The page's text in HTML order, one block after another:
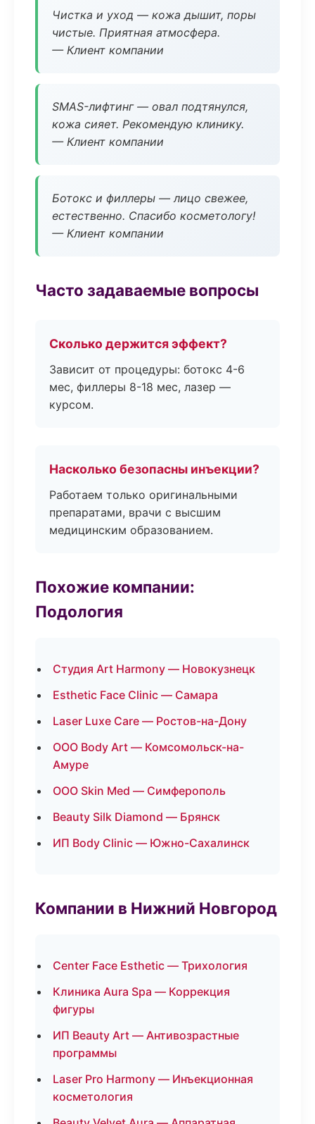
Чистка и уход — кожа дышит, поры
чистые. Приятная атмосфера.
— Клиент компании
SMAS-лифтинг — овал подтянулся,
кожа сияет. Рекомендую клинику.
— Клиент компании
Ботокс и филлеры — лицо свежее,
естественно. Спасибо косметологу!
— Клиент компании
Часто задаваемые вопросы
Сколько держится эффект?
Зависит от процедуры: ботокс 4-6
мес, филлеры 8-18 мес, лазер —
курсом.
Насколько безопасны инъекции?
Работаем только оригинальными
препаратами, врачи с высшим
медицинским образованием.
Похожие компании:
Подология
Студия Art Harmony — Новокузнецк
Esthetic Face Clinic — Самара
Laser Luxe Care — Ростов-на-Дону
ООО Body Art — Комсомольск-на-
Амуре
ООО Skin Med — Симферополь
Beauty Silk Diamond — Брянск
ИП Body Clinic — Южно-Сахалинск
Компании в Нижний Новгород
Center Face Esthetic — Трихология
Клиника Aura Spa — Коррекция
фигуры
ИП Beauty Art — Антивозрастные
программы
Laser Pro Harmony — Инъекционная
косметология